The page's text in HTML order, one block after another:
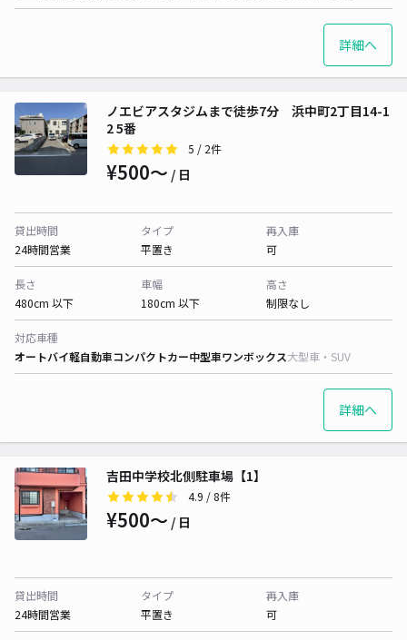
詳細へ
ノエビアスタジムまで徒歩7分 浜中町2丁目14-1
2 5番
5 / 2件
¥500〜 / 日
貸出時間
24時間営業
タイプ
平置き
再入庫
可
長さ
480cm 以下
車幅
180cm 以下
高さ
制限なし
対応車種
オートバイ軽自動車コンパクトカー中型車ワンボックス大型車・SUV
詳細へ
吉田中学校北側駐車場【1】
4.9 / 8件
¥500〜 / 日
貸出時間
24時間営業
タイプ
平置き
再入庫
可